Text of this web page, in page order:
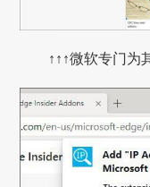
↑↑↑微软专门为